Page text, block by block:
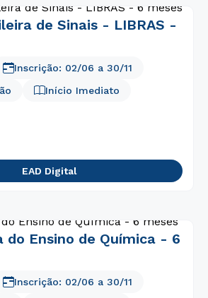
de Sinais - LIBRAS -
Início Imediato
Inscrição: 02/06 a 30/11
EAD Digital
do Ensino de Química - 6
Inscrição: 02/06 a 30/11